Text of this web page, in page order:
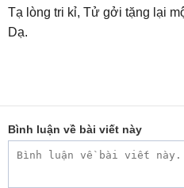
Tạ lòng tri kỉ, Tử gởi tặng lại
Dạ.
Bình luận về bài viết này